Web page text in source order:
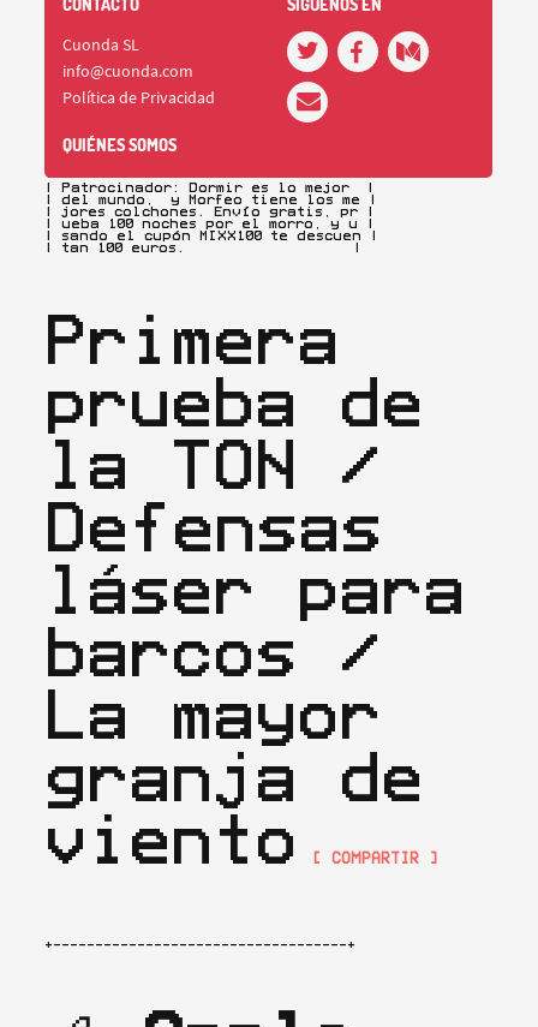
+-----------------------------------+
| Patrocinador: Dormir es lo mejor  |
| del mundo,  y Morfeo tiene los me |
| jores colchones. Envío gratis, pr |
| ueba 100 noches por el morro, y u |
| sando el cupón MIXX100 te descuen |
| tan 100 euros.                    |
Primera
prueba de
la TON /
Defensas
láser para
barcos /
La mayor
granja de
viento
[ COMPARTIR ]
+-----------------------------------+